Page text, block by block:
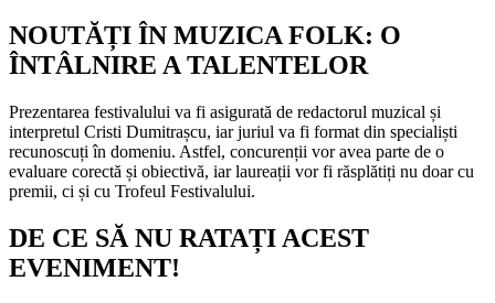
NOUTĂȚI ÎN MUZICA FOLK: O
ÎNTÂLNIRE A TALENTELOR
Prezentarea festivalului va fi asigurată de redactorul muzical și
interpretul Cristi Dumitrașcu, iar juriul va fi format din specialiști
recunoscuți în domeniu. Astfel, concurenții vor avea parte de o
evaluare corectă și obiectivă, iar laureații vor fi răsplătiți nu doar cu
premii, ci și cu Trofeul Festivalului.
DE CE SĂ NU RATAȚI ACEST
EVENIMENT!